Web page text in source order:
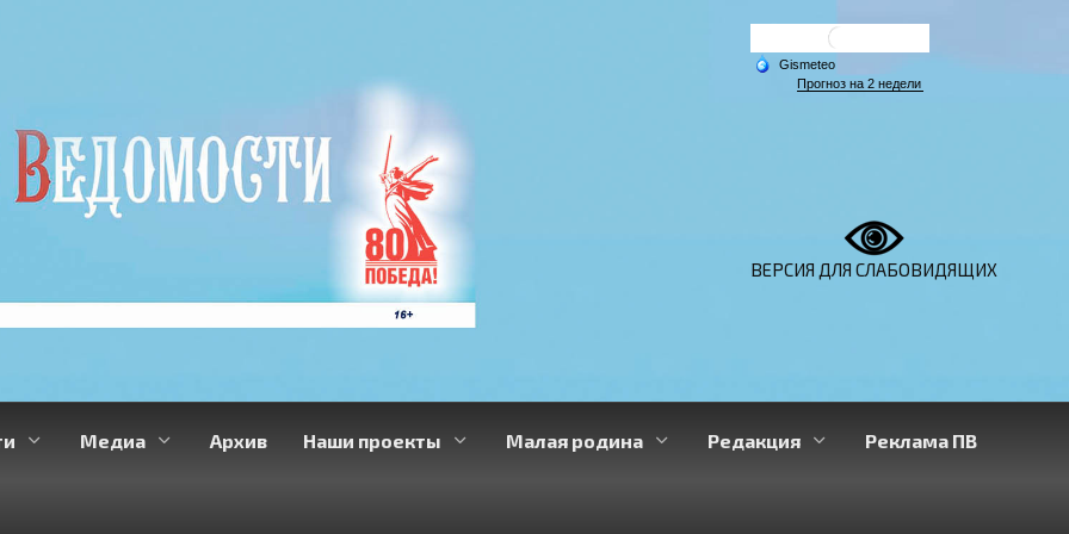
ВЕРСИЯ ДЛЯ СЛАБОВИДЯЩИХ
Медиа Архив Наши проекты Малая родина Редакция Реклама ПВ